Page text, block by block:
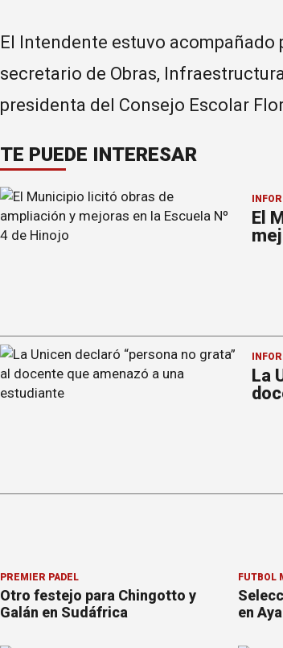
El Intendente estuvo acompañado
secretario de Obras,
presidenta del Consejo Escolar
TE PUEDE INTERESAR
El
La
PREMIER PÁDEL
Otro festejo para Chingotto y
Galán en Sudáfrica
FÚTBOL
en